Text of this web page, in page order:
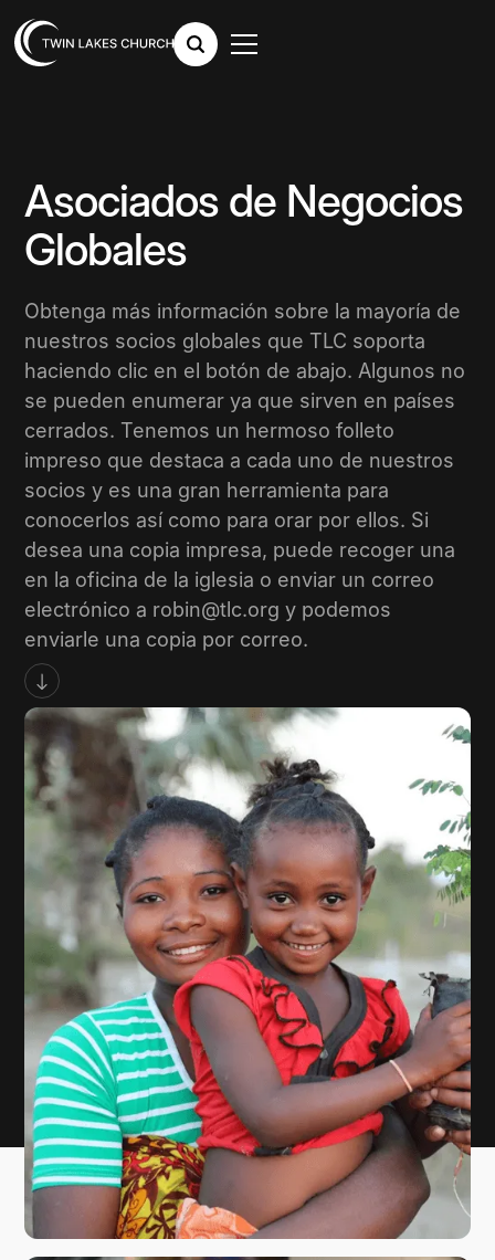
Asociados de Negocios
Globales
Obtenga más información sobre la mayoría de
nuestros socios globales que TLC soporta
haciendo clic en el botón de abajo. Algunos no
se pueden enumerar ya que sirven en países
cerrados. Tenemos un hermoso folleto
impreso que destaca a cada uno de nuestros
socios y es una gran herramienta para
conocerlos así como para orar por ellos. Si
desea una copia impresa, puede recoger una
en la oficina de la iglesia o enviar un correo
electrónico a robin@tlc.org y podemos
enviarle una copia por correo.